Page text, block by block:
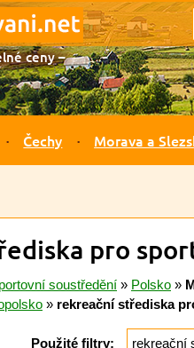
ceny –
Čechy Morava a
pro
soustředění » Polsko »
» rekreační střediska
Použité filtry: rekreační